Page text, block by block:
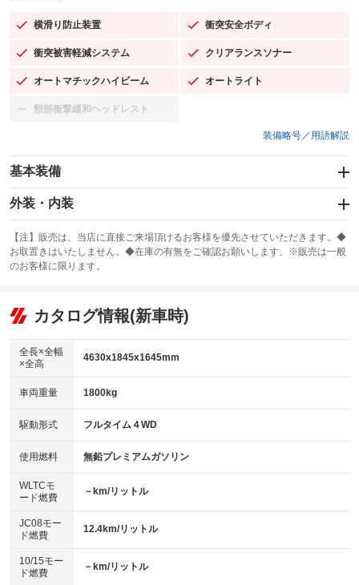
横滑り防止装置
：装備あり 衝突安全ボディ
：装備あり
衝突被害軽減システム
：装備あり クリアランスソナー
：装備あり
オートマチックハイビーム
：装備あり オートライト
：装備あり
頸部衝撃緩和ヘッドレスト
：装備なし
装備略号／用語解説
基本装備
エアバッグ：運転席/助手席/サイド
：装備あり
：装備なし
サンルーフ
：装備あり ABS
リフトアップ
：装備なし
：装備なし
パワーウィンドウ
アイドリングストップ
：装備あり
USB入力端子
：装備あり
100V電源
：装備あり
センターデフロック
：装備あり
電動格納ミラー
：装備あり
外装・内装
カーナビ：メモリーナビ他
：装備あり
TV：フルセグ
：装備あり
ビジュアル：ブルーレイ再生／DVD再生
：装備あり
アルミホイール：18インチ
：装備あり
HID(キセノンライト)
バックカメラ
エアロ
：装備なし
ローダウン
：装備なし
ベンチシート
：装備なし
【注】販売は、当店に直接ご来場頂けるお客様を優先させていただきます。◆
お取置きはいたしません。◆在庫の有無をご確認お願いします。※販売は一般
のお客様に限ります。
カタログ情報(新車時)
全長×全幅
×全高
4630x1845x1645mm
車両重量 1800kg
駆動形式 フルタイム４WD
使用燃料 無鉛プレミアムガソリン
WLTCモ
ード燃費
－km/リットル
JC08モー
ド燃費
12.4km/リットル
10/15モー
ド燃費
－km/リットル